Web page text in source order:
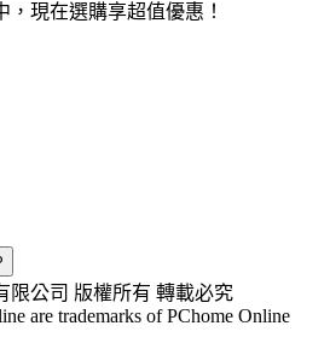
現在選購享超值優惠！
限公司 版權所有 轉載必究
are trademarks of PChome Online